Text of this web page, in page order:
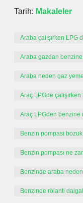
Tarih: Makaleler
Araba çalışırken LPG
Araba gazdan
Araba neden gaz
Araç LPGde çalışırken
Araç LPGden benzine
Benzin pompası
Benzin pompası ne
Benzinde araba
Benzinde rölanti